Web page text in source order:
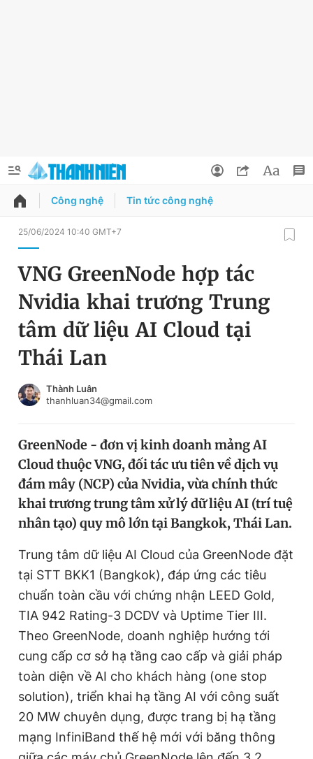
QUẢNG CÁO ĐẶT BÁO
Chuyên mục
Chuyên mục khác
Chào ngày mới
Tin thị trường
Video Magazine
Sản phẩm khác
Tiện ích Bạn cần biết
Thông tin tòa soạn Liên hệ quảng cáo
Đọc Thanh Niên trên điện thoại
Đổi mật khẩu
Tin đã lưu
Đăng xuất
Công nghệ Tin tức công nghệ
25/06/2024 10:40 GMT+7
VNG GreenNode hợp tác
Nvidia khai trương Trung
tâm dữ liệu AI Cloud tại
Thái Lan
Thành Luân
thanhluan34@gmail.com
GreenNode - đơn vị kinh doanh mảng AI
Cloud thuộc VNG, đối tác ưu tiên về dịch vụ
đám mây (NCP) của Nvidia, vừa chính thức
khai trương trung tâm xử lý dữ liệu AI (trí tuệ
nhân tạo) quy mô lớn tại Bangkok, Thái Lan.
Trung tâm dữ liệu AI Cloud của GreenNode đặt
tại STT BKK1 (Bangkok), đáp ứng các tiêu
chuẩn toàn cầu với chứng nhận LEED Gold,
TIA 942 Rating-3 DCDV và Uptime Tier III.
Theo GreenNode, doanh nghiệp hướng tới
cung cấp cơ sở hạ tầng cao cấp và giải pháp
toàn diện về AI cho khách hàng (one stop
solution), triển khai hạ tầng AI với công suất
20 MW chuyên dụng, được trang bị hạ tầng
mạng InfiniBand thế hệ mới với băng thông